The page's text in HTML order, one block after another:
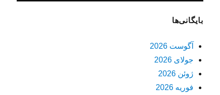
بایگانی‌ها
آگوست 2026
جولای 2026
ژوئن 2026
فوریه 2026